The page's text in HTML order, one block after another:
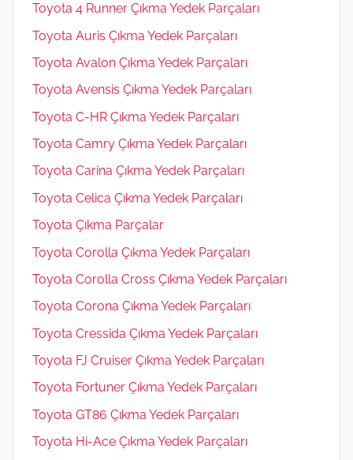
Toyota 4 Runner Çıkma Yedek Parçaları
Toyota Auris Çıkma Yedek Parçaları
Toyota Avalon Çıkma Yedek Parçaları
Toyota Avensis Çıkma Yedek Parçaları
Toyota C-HR Çıkma Yedek Parçaları
Toyota Camry Çıkma Yedek Parçaları
Toyota Carina Çıkma Yedek Parçaları
Toyota Celica Çıkma Yedek Parçaları
Toyota Çıkma Parçalar
Toyota Corolla Çıkma Yedek Parçaları
Toyota Corolla Cross Çıkma Yedek Parçaları
Toyota Corona Çıkma Yedek Parçaları
Toyota Cressida Çıkma Yedek Parçaları
Toyota FJ Cruiser Çıkma Yedek Parçaları
Toyota Fortuner Çıkma Yedek Parçaları
Toyota GT86 Çıkma Yedek Parçaları
Toyota Hi-Ace Çıkma Yedek Parçaları